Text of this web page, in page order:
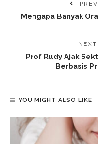
Mengapa Banyak
Prof Rudy Ajak
Berbasis
YOU MIGHT ALSO LIKE